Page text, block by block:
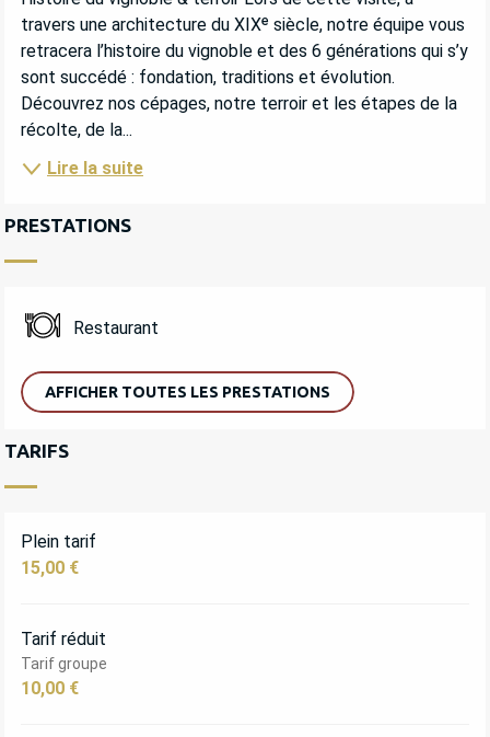
travers une architecture du XIXᵉ siècle, notre équipe vous
retracera l’histoire du vignoble et des 6 générations qui s’y
sont succédé : fondation, traditions et évolution.
Découvrez nos cépages, notre terroir et les étapes de la
récolte, de la...
Lire la suite
PRESTATIONS
Restaurant
AFFICHER TOUTES LES PRESTATIONS
TARIFS
Plein tarif
15,00 €
Tarif réduit
Tarif groupe
10,00 €